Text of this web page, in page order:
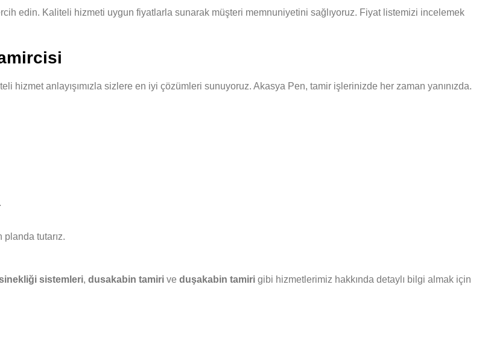
edin. Kaliteli hizmeti uygun fiyatlarla sunarak müşteri memnuniyetini sağlıyoruz. Fiyat listemizi incelemek
hizmet anlayışımızla sizlere en iyi çözümleri sunuyoruz. Akasya Pen, tamir işlerinizde her zaman yanınızda.
planda tutarız.
sistemleri, dusakabin tamiri ve duşakabin tamiri gibi hizmetlerimiz hakkında detaylı bilgi almak için